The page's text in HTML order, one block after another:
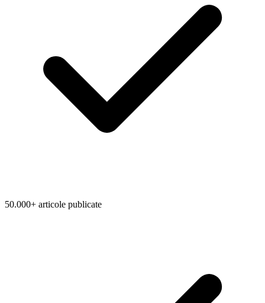
50.000+ articole publicate